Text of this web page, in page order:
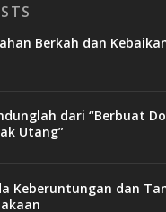
Berkah dan
dari “Berbuat
Utang”
Keberuntungan dan